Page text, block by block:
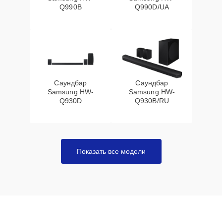
Q990B
Q990D/UA
Саундбар
Samsung HW-
Q930D
Саундбар
Samsung HW-
Q930B/RU
Показать все модели